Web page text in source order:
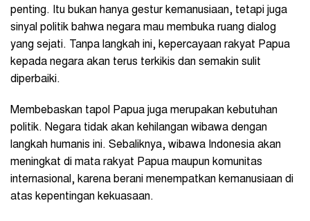
penting. Itu bukan hanya gestur kemanusiaan, tetapi juga
sinyal politik bahwa negara mau membuka ruang dialog
yang sejati. Tanpa langkah ini, kepercayaan rakyat Papua
kepada negara akan terus terkikis dan semakin sulit
diperbaiki.
Membebaskan tapol Papua juga merupakan kebutuhan
politik. Negara tidak akan kehilangan wibawa dengan
langkah humanis ini. Sebaliknya, wibawa Indonesia akan
meningkat di mata rakyat Papua maupun komunitas
internasional, karena berani menempatkan kemanusiaan di
atas kepentingan kekuasaan.